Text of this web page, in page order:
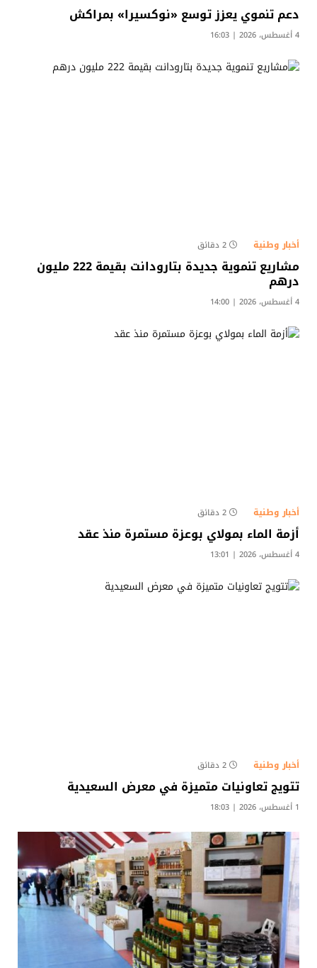
دعم تنموي يعزز توسع «نوكسيرا» بمراكش
4 أغسطس، 2026 | 16:03
أخبار وطنية 2 دقائق
مشاريع تنموية جديدة بتارودانت بقيمة 222 مليون
درهم
4 أغسطس، 2026 | 14:00
أخبار وطنية 2 دقائق
أزمة الماء بمولاي بوعزة مستمرة منذ عقد
4 أغسطس، 2026 | 13:01
أخبار وطنية 2 دقائق
تتويج تعاونيات متميزة في معرض السعيدية
1 أغسطس، 2026 | 18:03